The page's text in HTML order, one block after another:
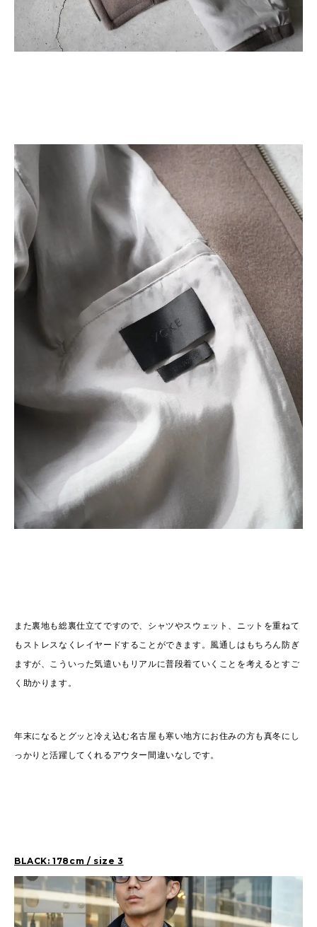
また裏地も総裏仕立てですので、シャツやスウェット、ニットを重ねて
もストレスなくレイヤードすることができます。風通しはもちろん防ぎ
ますが、こういった気遣いもリアルに普段着ていくことを考えるとすご
く助かります。
年末になるとグッと冷え込む名古屋も寒い地方にお住みの方も真冬にし
っかりと活躍してくれるアウター間違いなしです。
BLACK: 178cm / size 3